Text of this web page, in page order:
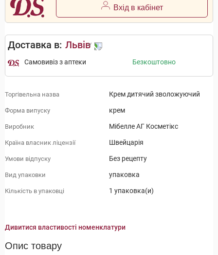
Вхід в кабінет
Доставка в: Львів
Самовивіз з аптеки Безкоштовно
Торгівельна назва Крем дитячий зволожуючий
Форма випуску крем
Виробник Мібелле АГ Косметікс
Країна власник ліцензії Швейцарія
Умови відпуску Без рецепту
Вид упаковки упаковка
Кількість в упаковці 1 упаковка(и)
Дивитися властивості номенклатури
Опис товару